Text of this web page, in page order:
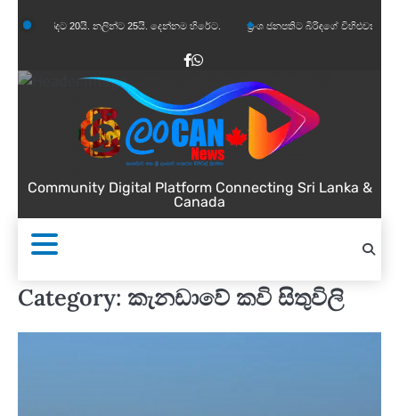
to
නලින්ට 25යි. දෙන්නම හිරේට. ප්‍රංශ ජනපතිට බිරිඳගේ විහිළුවක්. විහිළුවදුරදිග යයි.
Facebook
WhatsApp
Community Digital Platform Connecting Sri Lanka &
Canada
Category: කැනඩාවේ කවි සිතුවිලි